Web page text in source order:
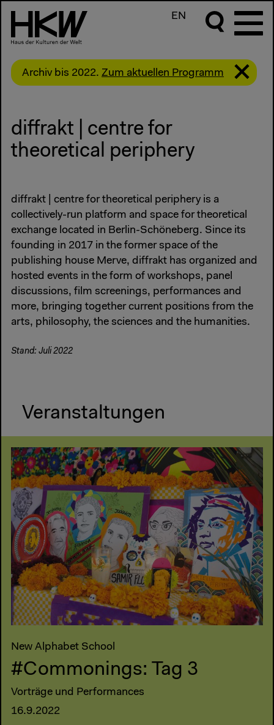
EN
Archiv bis 2022. Zum aktuellen Programm
diffrakt | centre for
theoretical periphery
diffrakt | centre for theoretical periphery is a
collectively-run platform and space for theoretical
exchange located in Berlin-Schöneberg. Since its
founding in 2017 in the former space of the
publishing house Merve, diffrakt has organized and
hosted events in the form of workshops, panel
discussions, film screenings, performances and
more, bringing together current positions from the
arts, philosophy, the sciences and the humanities.
Stand: Juli 2022
Veranstaltungen
New Alphabet School
#Commonings: Tag 3
Vorträge und Performances
16.9.2022